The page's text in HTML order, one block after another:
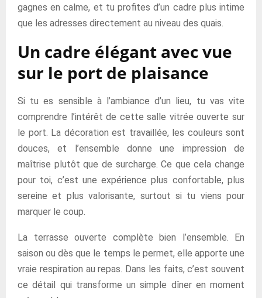
gagnes en calme, et tu profites d’un cadre plus intime
que les adresses directement au niveau des quais.
Un cadre élégant avec vue
sur le port de plaisance
Si tu es sensible à l’ambiance d’un lieu, tu vas vite
comprendre l’intérêt de cette salle vitrée ouverte sur
le port. La décoration est travaillée, les couleurs sont
douces, et l’ensemble donne une impression de
maîtrise plutôt que de surcharge. Ce que cela change
pour toi, c’est une expérience plus confortable, plus
sereine et plus valorisante, surtout si tu viens pour
marquer le coup.
La terrasse ouverte complète bien l’ensemble. En
saison ou dès que le temps le permet, elle apporte une
vraie respiration au repas. Dans les faits, c’est souvent
ce détail qui transforme un simple dîner en moment